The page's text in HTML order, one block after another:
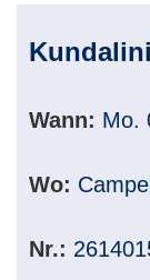
Wann: Mo.
Wo:
Nr.: